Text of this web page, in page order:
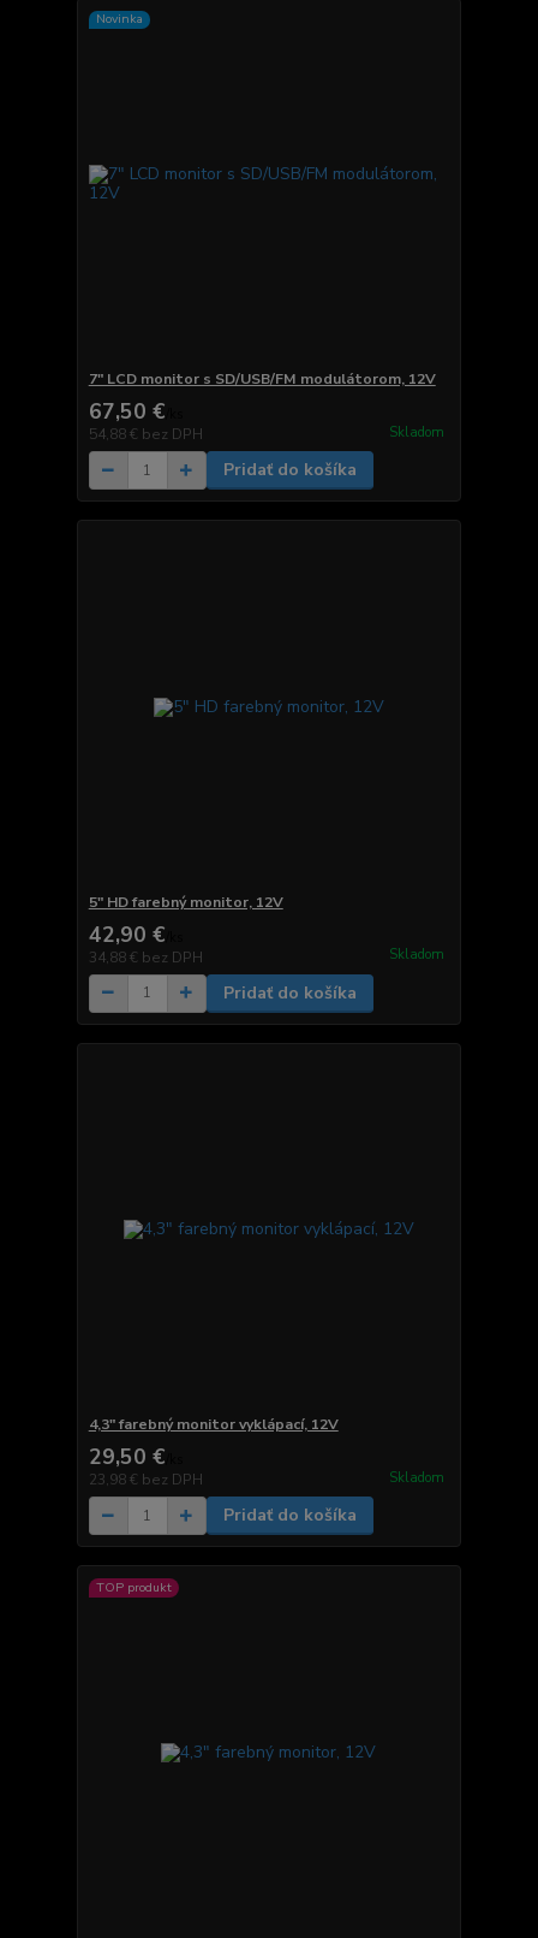
Novinka
7" LCD monitor s SD/USB/FM modulátorom, 12V
67,50 €
54,88 € bez DPH Skladom
Pridať do košíka
5" HD farebný monitor, 12V
42,90 €
34,88 € bez DPH Skladom
Pridať do košíka
4,3" farebný monitor vyklápací, 12V
29,50 €
23,98 € bez DPH Skladom
Pridať do košíka
TOP produkt